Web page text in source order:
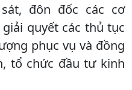
đôn đốc các cơ
quyết các thủ tục
phục vụ và đồng
tổ chức đầu tư kinh